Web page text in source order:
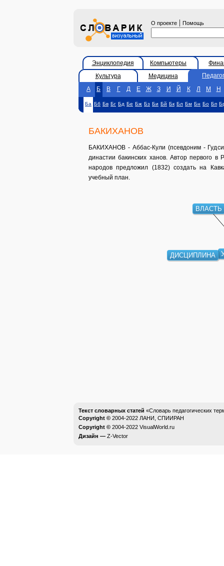
О проекте | Помощь
Энциклопедия Компьютеры
Культура
Медицина
А
Б В Г Д Е Ж З И Й К Л М Н
Ба Бб Бв Бг Бд Бе Бж Бз Би Бй Бк Бл Бм Бн Бо Бп
БАКИХАНОВ
БАКИХАНОВ - Аббас-Кули (псевдоним -
династии бакинских ханов. Автор первого
народов предложил (1832) создать на
учебный план.
ВЛАСТЬ
ДИСЦИПЛИНА
Текст словарных статей «Словарь педагогических
Copyright © 2004-2022 ЛАНИ, СПИИРАН
Copyright © 2004-2022 VisualWorld.ru
Дизайн — Z-Vector